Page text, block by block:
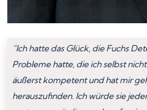
“Ich hatte das Glück, die Fuchs
Probleme hatte, die ich selbst
äußerst kompetent und hat mir
herauszufinden. Ich würde sie